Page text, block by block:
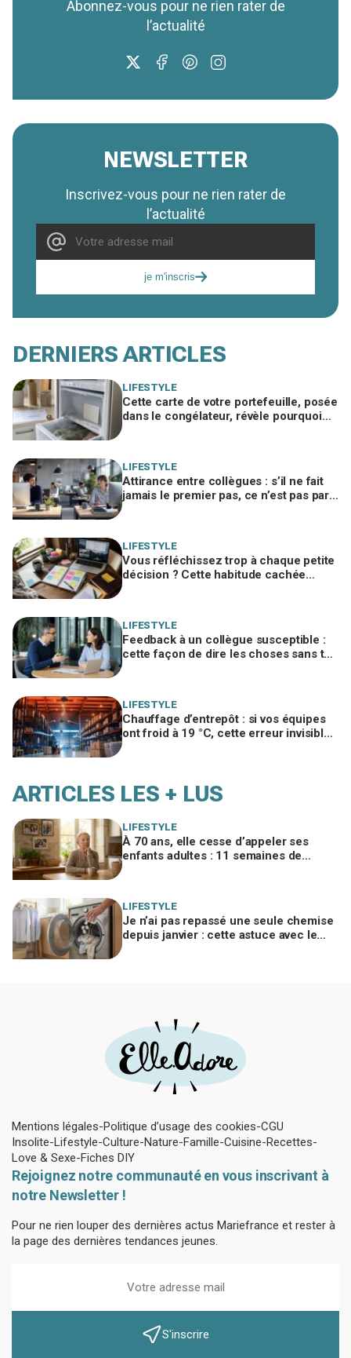
Abonnez-vous pour ne rien rater de
l’actualité
NEWSLETTER
Inscrivez-vous pour ne rien rater de
l’actualité
je m'inscris
DERNIERS ARTICLES
LIFESTYLE
Cette carte de votre portefeuille, posée
dans le congélateur, révèle pourquoi
LIFESTYLE
Attirance entre collègues : s’il ne fait
jamais le premier pas, ce n’est pas par
LIFESTYLE
Vous réfléchissez trop à chaque petite
décision ? Cette habitude cachée
LIFESTYLE
Feedback à un collègue susceptible :
cette façon de dire les choses sans te
LIFESTYLE
Chauffage d’entrepôt : si vos équipes
ont froid à 19 °C, cette erreur invisible
ARTICLES LES + LUS
LIFESTYLE
À 70 ans, elle cesse d’appeler ses
enfants adultes : 11 semaines de
LIFESTYLE
Je n’ai pas repassé une seule chemise
depuis janvier : cette astuce avec le
Mentions légales Politique d’usage des cookies CGU
Insolite Lifestyle Culture Nature Famille Cuisine Recettes
Love & Sexe Fiches DIY
Rejoignez notre communauté en vous inscrivant à
notre Newsletter !
Pour ne rien louper des dernières actus Mariefrance et rester à
la page des dernières tendances jeunes.
S'inscrire